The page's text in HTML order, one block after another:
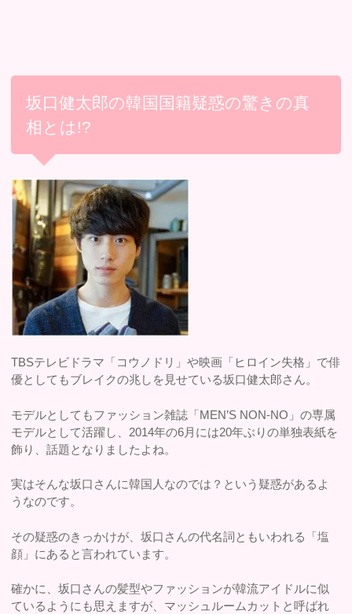
坂口健太郎の韓国国籍疑惑の驚きの真
相とは!?
TBSテレビドラマ「コウノドリ」や映画「ヒロイン失格」で俳
優としてもブレイクの兆しを見せている坂口健太郎さん。
モデルとしてもファッション雑誌「MEN’S NON-NO」の専属
モデルとして活躍し、2014年の6月には20年ぶりの単独表紙を
飾り、話題となりましたよね。
実はそんな坂口さんに韓国人なのでは？という疑惑があるよ
うなのです。
その疑惑のきっかけが、坂口さんの代名詞ともいわれる「塩
顔」にあると言われています。
確かに、坂口さんの髪型やファッションが韓流アイドルに似
ているようにも思えますが、マッシュルームカットと呼ばれ